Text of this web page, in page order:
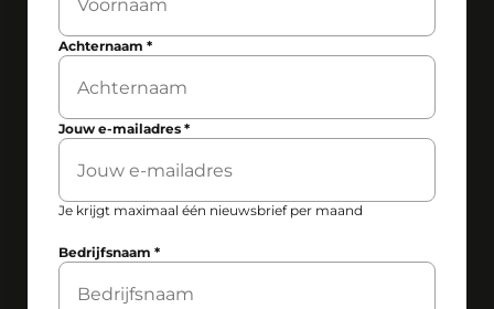
Achternaam*
Jouw e-mailadres*
Je krijgt maximaal één nieuwsbrief per maand
Bedrijfsnaam*